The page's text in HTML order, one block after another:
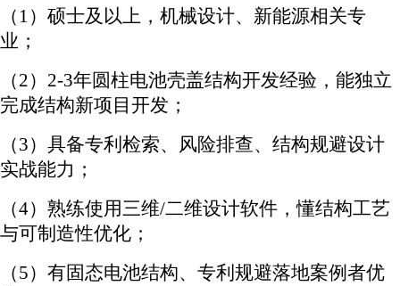
（ 1）硕士及以上，机械设计、新能源相关专
业；
（2）2-3年圆柱电池壳盖结构开发经验，能独立
完成结构新项目开发；
（3）具备专利检索、风险排查、结构规避设计
实战能力；
（4）熟练使用三维/二维设计软件，懂结构工艺
与可制造性优化；
（5）有固态电池结构、专利规避落地案例者优